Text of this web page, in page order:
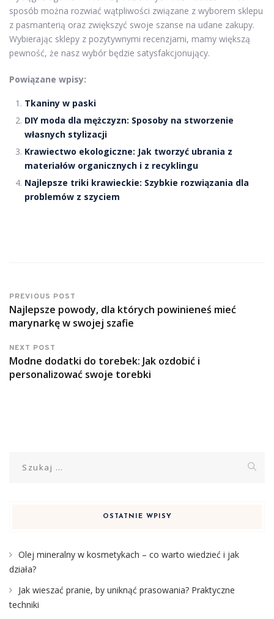
sposób można rozwiać wątpliwości związane z wyborem sklepu
z pasmanterią oraz zwiększyć swoje szanse na udane zakupy.
Wybierając sklepy z pozytywnymi recenzjami, mamy większą
pewność, że nasz wybór będzie satysfakcjonujący.
Powiązane wpisy:
Tkaniny w paski
DIY moda dla mężczyzn: Sposoby na stworzenie
własnych stylizacji
Krawiectwo ekologiczne: Jak tworzyć ubrania z
materiałów organicznych i z recyklingu
Najlepsze triki krawieckie: Szybkie rozwiązania dla
problemów z szyciem
PREVIOUS POST
Najlepsze powody, dla których powinieneś mieć
marynarkę w swojej szafie
NEXT POST
Modne dodatki do torebek: Jak ozdobić i
personalizować swoje torebki
OSTATNIE WPISY
Olej mineralny w kosmetykach – co warto wiedzieć i jak
działa?
Jak wieszać pranie, by uniknąć prasowania? Praktyczne
techniki